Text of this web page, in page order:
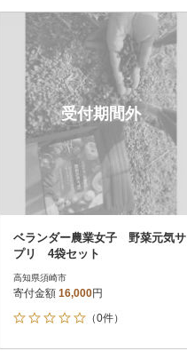
お届け時間帯指定可
発送される月指定可
その他 解除
さとふる限定のお礼品
定期便
さとふるアプリdeワンストップ申請
60
90
120
受付期間外
ベランダー農業女子 野菜元気サ
プリ 4袋セット
高知県須崎市
寄付金額 16,000円
（0件）